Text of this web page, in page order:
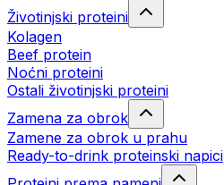
Životinjski proteini
Kolagen
Beef protein
Noćni proteini
Ostali životinjski proteini
Zamena za obrok
Zamene za obrok u prahu
Ready-to-drink proteinski napici